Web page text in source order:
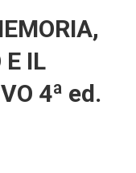
E IL
4ª ed.